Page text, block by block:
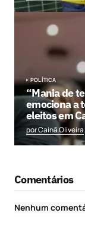
POLÍTICA
“Mania de
emociona a
eleitos em
por Cainã Oliveira
Comentários
Nenhum